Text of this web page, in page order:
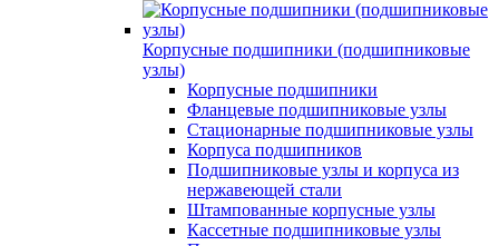
Корпусные подшипники (подшипниковые
узлы)
Корпусные подшипники
Фланцевые подшипниковые узлы
Стационарные подшипниковые узлы
Корпуса подшипников
Подшипниковые узлы и корпуса из
нержавеющей стали
Штампованные корпусные узлы
Кассетные подшипниковые узлы